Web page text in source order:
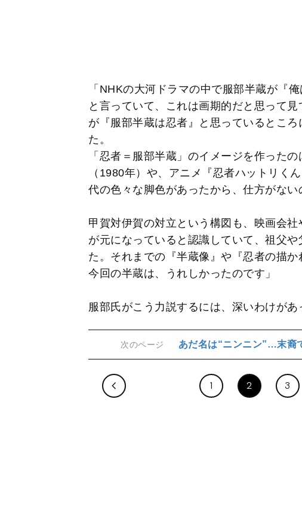
「NHKの大河ドラマの中で服部半蔵が『
と言っていて、これは画期的だと思って
が『服部半蔵は忍者』と思っているとこ
た。
「忍者＝服部半蔵」のイメージを作った
（1980年）や、アニメ『忍者ハットリく
代の色々な脚色があったから、仕方がない
甲賀対伊賀の対立という構図も、映画会
が元になっていると認識していて、祖父
た。それまでの『半蔵像』や『忍者の描か
今回の半蔵は、うれしかったのです」
服部氏がこう力説するには、深いわけがあ
次のページ あだ名は“ニンニン”…末裔
1 2 3